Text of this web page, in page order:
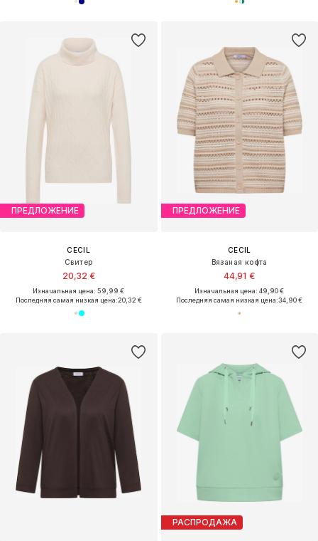
ПРЕДЛОЖЕНИЕ
CECIL
Свитер
20,32 €
Изначальная цена: 59,99 €
Последняя самая низкая цена:20,32 €
ПРЕДЛОЖЕНИЕ
CECIL
Вязаная кофта
44,91 €
Изначальная цена: 49,90 €
Последняя самая низкая цена:34,90 €
РАСПРОДАЖА